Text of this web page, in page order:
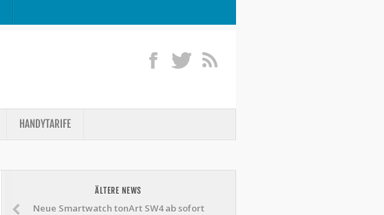
HANDYTARIFE
ÄLTERE NEWS
Neue Smartwatch tonArt SW4 ab sofort